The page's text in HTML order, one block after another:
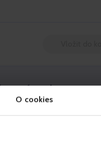
O cookies
na místech
Gletscher